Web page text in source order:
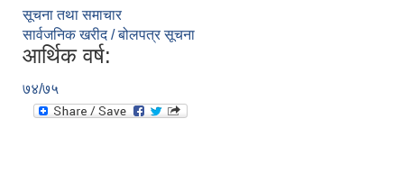
सूचना तथा समाचार
सार्वजनिक खरीद / बोलपत्र सूचना
आर्थिक वर्ष:
७४/७५